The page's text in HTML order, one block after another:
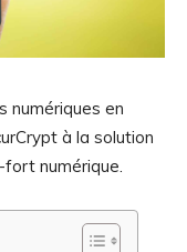
numériques en
à la solution
numérique.